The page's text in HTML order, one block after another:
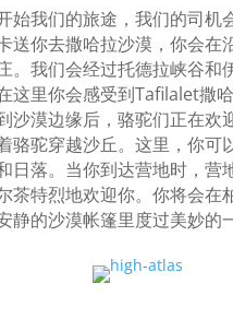
始我们的旅途，我们的司机
送你去撒哈拉沙漠，你会在
。我们会经过托德拉峡谷和
这里你会感受到Tafilalet撒
沙漠边缘后，骆驼们正在欢
骆驼穿越沙丘。这里，你可
日落。当你到达营地时，营
茶特烈地欢迎你。你将会在
静的沙漠帐篷里度过美妙的